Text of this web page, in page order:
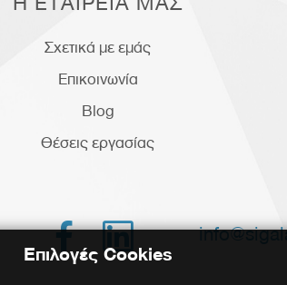
Σχετικά με εμάς
Επικοινωνία
Blog
Θέσεις εργασίας
 
Επιλογές Cookies